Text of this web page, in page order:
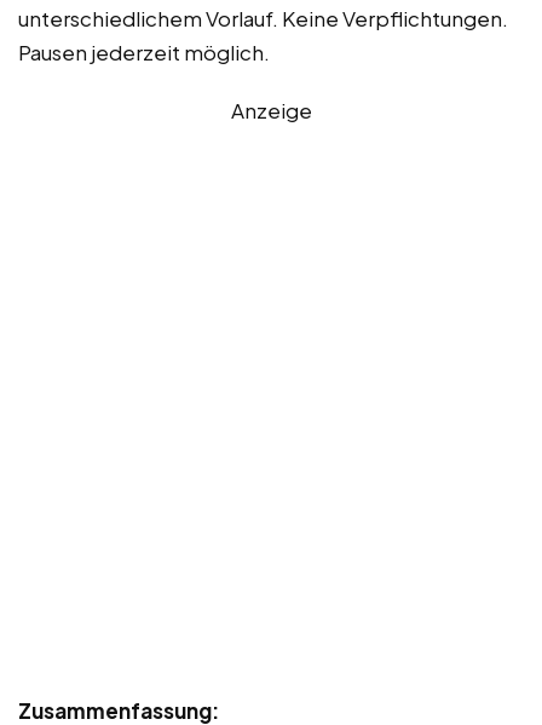
unterschiedlichem Vorlauf. Keine Verpflichtungen.
Pausen jederzeit möglich.
Anzeige
Zusammenfassung: